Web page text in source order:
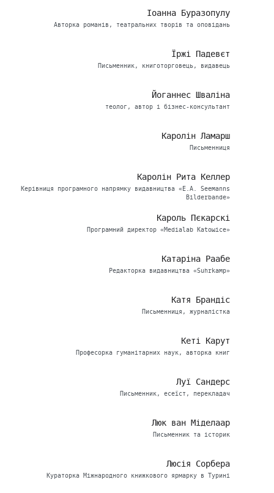
Іоанна Буразопулу
Авторка романів, театральних творів та оповідань
Їржі Падевєт
Письменник, книготорговець, видавець
Йоганнес Шваліна
теолог, автор і бізнес-консультант
Каролін Ламарш
Письменниця
Каролін Рита Келлер
Керівниця програмного напрямку видавництва «E.A. Seemanns
Bilderbande»
Кароль Пєкарскі
Програмний директор «Medialab Katowice»
Катаріна Раабе
Редакторка видавництва «Suhrkamp»
Катя Брандіс
Письменниця, журналістка
Кеті Карут
Професорка гуманітарних наук, авторка книг
Луї Сандерс
Письменник, есеїст, перекладач
Люк ван Міделаар
Письменник та історик
Люсія Сорбера
Кураторка Міжнародного книжкового ярмарку в Турині